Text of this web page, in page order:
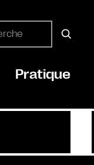
Pratique